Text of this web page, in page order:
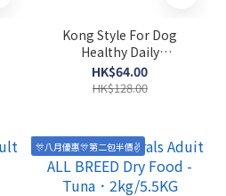
Kong Style For Dog
Healthy Daily
Supplement
Cardiovascular Support
HK$64.00
HK$128.00
🎊八月優惠🎊第二包半價✌️